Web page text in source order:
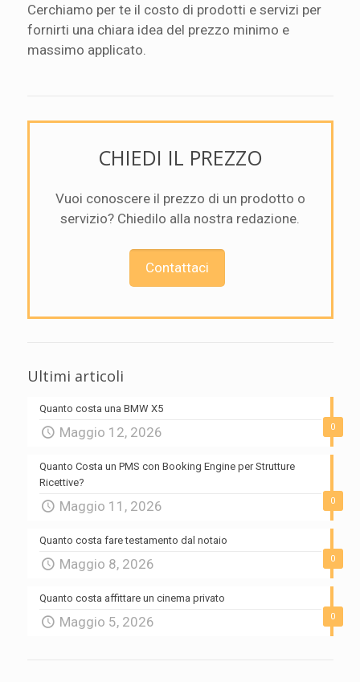
Cerchiamo per te il costo di prodotti e servizi per
fornirti una chiara idea del prezzo minimo e
massimo applicato.
CHIEDI IL PREZZO
Vuoi conoscere il prezzo di un prodotto o
servizio? Chiedilo alla nostra redazione.
Contattaci
Ultimi articoli
0
Quanto costa una BMW X5
Maggio 12, 2026
0
Quanto Costa un PMS con Booking Engine per Strutture
Ricettive?
Maggio 11, 2026
0
Quanto costa fare testamento dal notaio
Maggio 8, 2026
0
Quanto costa affittare un cinema privato
Maggio 5, 2026